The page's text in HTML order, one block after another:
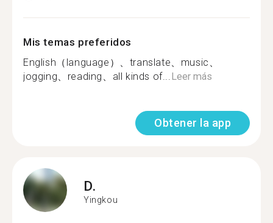
Mis temas preferidos
English（language）、translate、music、
jogging、reading、all kinds of...Leer más
Obtener la app
D.
Yingkou